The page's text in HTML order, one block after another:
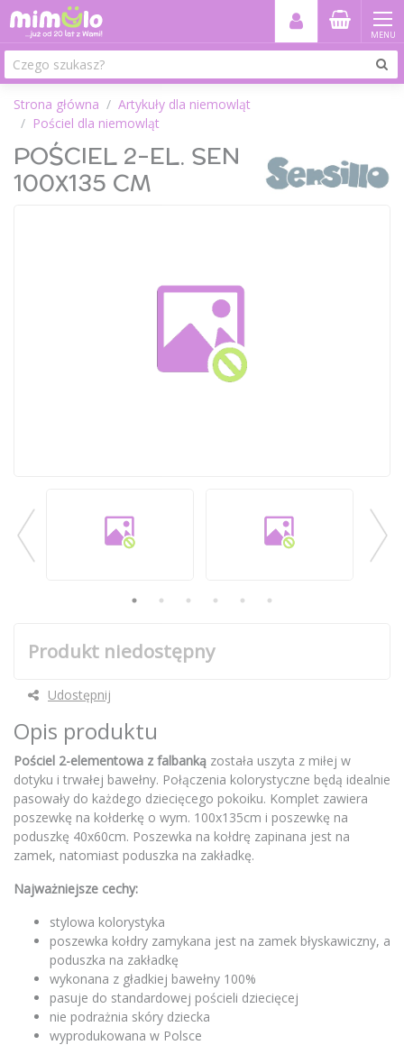
MENU
Strona główna
Artykuły dla niemowląt
Pościel dla niemowląt
POŚCIEL 2-EL. SEN
100X135 CM
Produkt niedostępny
Udostępnij
Opis produktu
Pościel 2-elementowa z falbanką została uszyta z miłej w
dotyku i trwałej bawełny. Połączenia kolorystyczne będą idealnie
pasowały do każdego dziecięcego pokoiku. Komplet zawiera
poszewkę na kołderkę o wym. 100x135cm i poszewkę na
poduszkę 40x60cm. Poszewka na kołdrę zapinana jest na
zamek, natomiast poduszka na zakładkę.
Najważniejsze cechy:
stylowa kolorystyka
poszewka kołdry zamykana jest na zamek błyskawiczny, a
poduszka na zakładkę
wykonana z gładkiej bawełny 100%
pasuje do standardowej pościeli dziecięcej
nie podrażnia skóry dziecka
wyprodukowana w Polsce